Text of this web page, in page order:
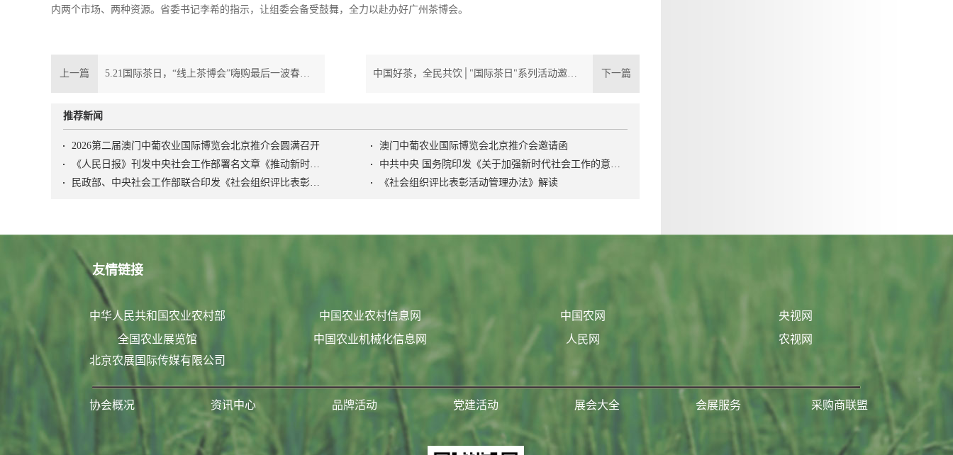
内两个市场、两种资源。省委书记李希的指示，让组委会备受鼓舞，全力以赴办好广州茶博会。
上一篇 5.21国际茶日，“线上茶博会”嗨购最后一波春茶！ 下一篇
中国好茶，全民共饮│"国际茶日"系列活动邀您共享茶界盛事！
推荐新闻
2026第二届澳门中葡农业国际博览会北京推介会圆满召开
澳门中葡农业国际博览会北京推介会邀请函
《人民日报》刊发中央社会工作部署名文章《推动新时代社会工作高质量发展 坚定不移走中国特色社会主义社会治理之路》
中共中央 国务院印发《关于加强新时代社会工作的意见》
民政部、中央社会工作部联合印发《社会组织评比表彰活动管理办法》
《社会组织评比表彰活动管理办法》解读
友情链接
中华人民共和国农业农村部
全国农业展览馆
北京农展国际传媒有限公司
中国农业农村信息网
中国农业机械化信息网
中国农网
人民网
央视网
农视网
协会概况 资讯中心 品牌活动 党建活动 展会大全 会展服务 采购商联盟